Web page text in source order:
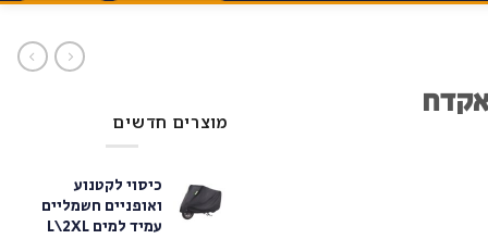
מוצרים חדשים
כיסוי לקטנוע
ואופניים חשמליים
עמיד למים L\2XL